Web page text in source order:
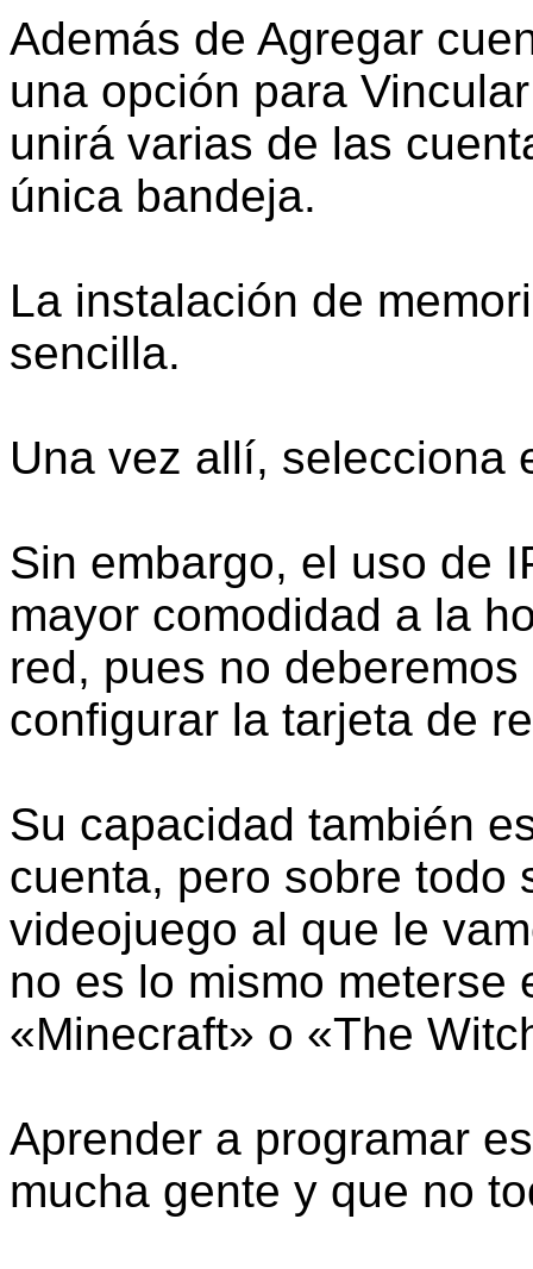
Además de Agregar
una opción para
unirá varias de las
única bandeja.
La instalación de
sencilla.
Una vez allí, selecciona
Sin embargo, el uso de
mayor comodidad a la
red, pues no
configurar la tarjeta de
Su capacidad también
cuenta, pero sobre todo
videojuego al que le
no es lo mismo meterse
«Minecraft» o «The
Aprender a programar
mucha gente y que no